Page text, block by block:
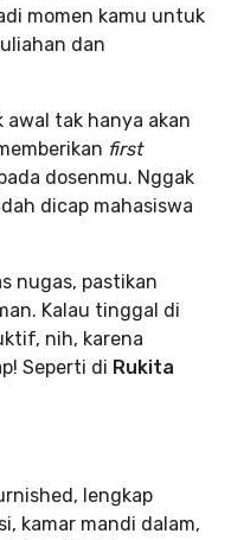
momen kamu untuk
dan
awal tak hanya akan
first
dosenmu. Nggak
dicap mahasiswa
nugas, pastikan
Kalau tinggal di
nih, karena
Seperti di Rukita
lengkap
kamar mandi dalam,